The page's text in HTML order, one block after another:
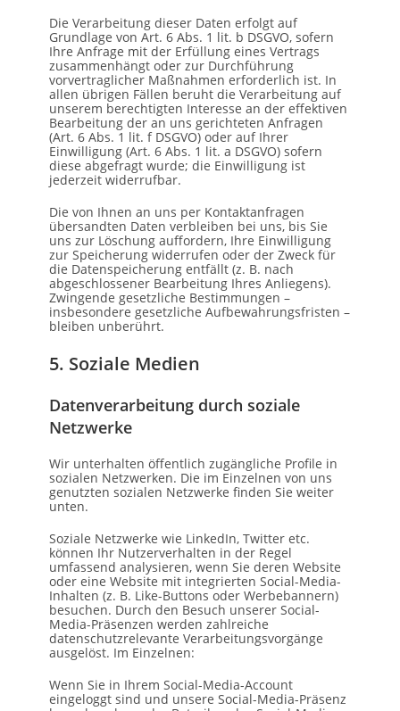
Die Verarbeitung dieser Daten erfolgt auf
Grundlage von Art. 6 Abs. 1 lit. b DSGVO, sofern
Ihre Anfrage mit der Erfüllung eines Vertrags
zusammenhängt oder zur Durchführung
vorvertraglicher Maßnahmen erforderlich ist. In
allen übrigen Fällen beruht die Verarbeitung auf
unserem berechtigten Interesse an der effektiven
Bearbeitung der an uns gerichteten Anfragen
(Art. 6 Abs. 1 lit. f DSGVO) oder auf Ihrer
Einwilligung (Art. 6 Abs. 1 lit. a DSGVO) sofern
diese abgefragt wurde; die Einwilligung ist
jederzeit widerrufbar.
Die von Ihnen an uns per Kontaktanfragen
übersandten Daten verbleiben bei uns, bis Sie
uns zur Löschung auffordern, Ihre Einwilligung
zur Speicherung widerrufen oder der Zweck für
die Datenspeicherung entfällt (z. B. nach
abgeschlossener Bearbeitung Ihres Anliegens).
Zwingende gesetzliche Bestimmungen –
insbesondere gesetzliche Aufbewahrungsfristen –
bleiben unberührt.
5. Soziale Medien
Datenverarbeitung durch soziale
Netzwerke
Wir unterhalten öffentlich zugängliche Profile in
sozialen Netzwerken. Die im Einzelnen von uns
genutzten sozialen Netzwerke finden Sie weiter
unten.
Soziale Netzwerke wie LinkedIn, Twitter etc.
können Ihr Nutzerverhalten in der Regel
umfassend analysieren, wenn Sie deren Website
oder eine Website mit integrierten Social-Media-
Inhalten (z. B. Like-Buttons oder Werbebannern)
besuchen. Durch den Besuch unserer Social-
Media-Präsenzen werden zahlreiche
datenschutzrelevante Verarbeitungsvorgänge
ausgelöst. Im Einzelnen:
Wenn Sie in Ihrem Social-Media-Account
eingeloggt sind und unsere Social-Media-Präsenz